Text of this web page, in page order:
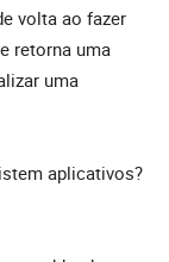
volta ao fazer
retorna uma
uma
aplicativos?